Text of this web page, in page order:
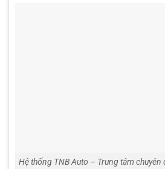
Hệ thống TNB Auto – Trung tâm chuyên